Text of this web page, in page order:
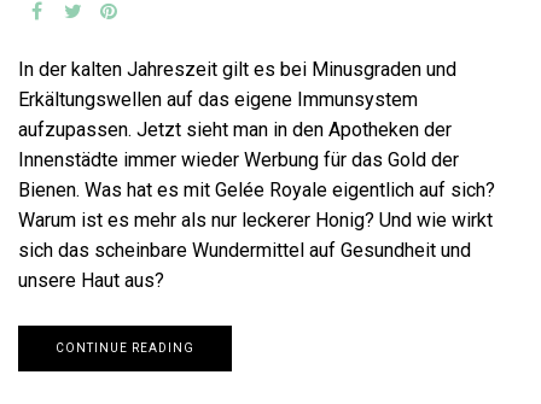
In der kalten Jahreszeit gilt es bei Minusgraden und
Erkältungswellen auf das eigene Immunsystem
aufzupassen. Jetzt sieht man in den Apotheken der
Innenstädte immer wieder Werbung für das Gold der
Bienen. Was hat es mit Gelée Royale eigentlich auf sich?
Warum ist es mehr als nur leckerer Honig? Und wie wirkt
sich das scheinbare Wundermittel auf Gesundheit und
unsere Haut aus?
CONTINUE READING